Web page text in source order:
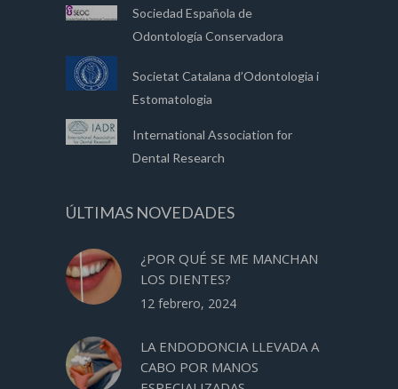
Sociedad Española de
Odontología Conservadora
Societat Catalana d’Odontologia i
Estomatologia
International Association for
Dental Research
ÚLTIMAS NOVEDADES
¿POR QUÉ SE ME MANCHAN
LOS DIENTES?
12 febrero, 2024
LA ENDODONCIA LLEVADA A
CABO POR MANOS